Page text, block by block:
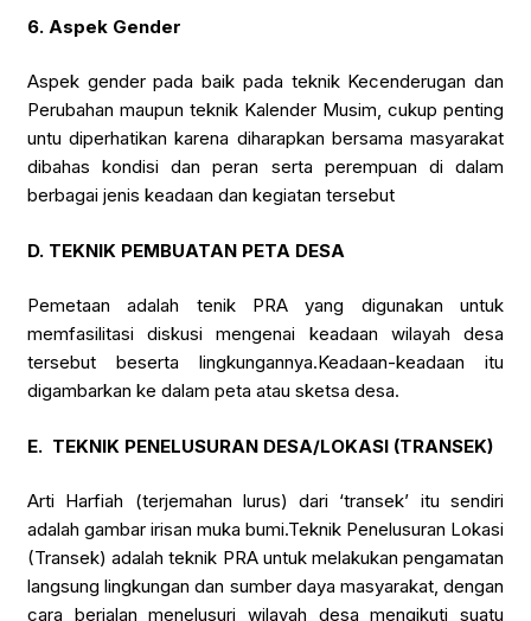
6. Aspek Gender
Aspek gender pada baik pada teknik Kecenderugan dan
Perubahan maupun teknik Kalender Musim, cukup penting
untu diperhatikan karena diharapkan bersama masyarakat
dibahas kondisi dan peran serta perempuan di dalam
berbagai jenis keadaan dan kegiatan tersebut
D. TEKNIK PEMBUATAN PETA DESA
Pemetaan adalah tenik PRA yang digunakan untuk
memfasilitasi diskusi mengenai keadaan wilayah desa
tersebut beserta lingkungannya.Keadaan-keadaan itu
digambarkan ke dalam peta atau sketsa desa.
E. TEKNIK PENELUSURAN DESA/LOKASI (TRANSEK)
Arti Harfiah (terjemahan lurus) dari ‘transek’ itu sendiri
adalah gambar irisan muka bumi.Teknik Penelusuran Lokasi
(Transek) adalah teknik PRA untuk melakukan pengamatan
langsung lingkungan dan sumber daya masyarakat, dengan
cara berjalan menelusuri wilayah desa mengikuti suatu